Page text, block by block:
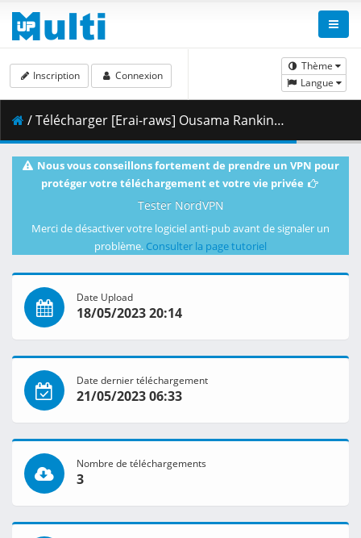
Thème
Langue
Inscription Connexion
/ Télécharger [Erai-raws] Ousama Ranking - Yuuki no Takarabako - 06 [720p][Multiple Subtitle][CFA2D1F7].mkv.001 ( 340.34 MB )
Nous vous conseillons fortement de prendre un VPN pour
protéger votre téléchargement et votre vie privée
Tester NordVPN
Merci de désactiver votre logiciel anti-pub avant de signaler un
problème. Consulter la page tutoriel
Date Upload
18/05/2023 20:14
Date dernier téléchargement
21/05/2023 06:33
Nombre de téléchargements
3